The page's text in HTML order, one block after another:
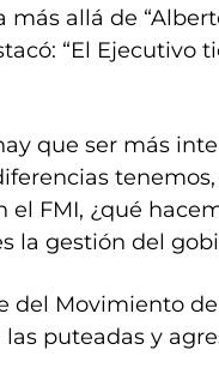
más allá de
“El Ejecutivo
que ser más
FMI, ¿qué
la gestión del
del Movimiento
puteadas y